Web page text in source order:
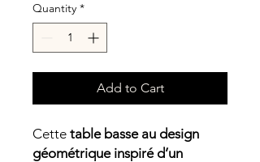
Quantity *
Add to Cart
Cette table basse au design
géométrique inspiré d’un